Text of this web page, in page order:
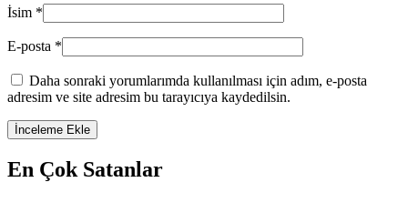
İsim *
E-posta *
Daha sonraki yorumlarımda kullanılması için adım, e-posta
adresim ve site adresim bu tarayıcıya kaydedilsin.
En Çok Satanlar